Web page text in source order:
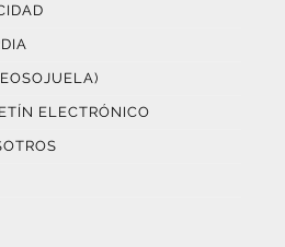
ELECTRÓNICO